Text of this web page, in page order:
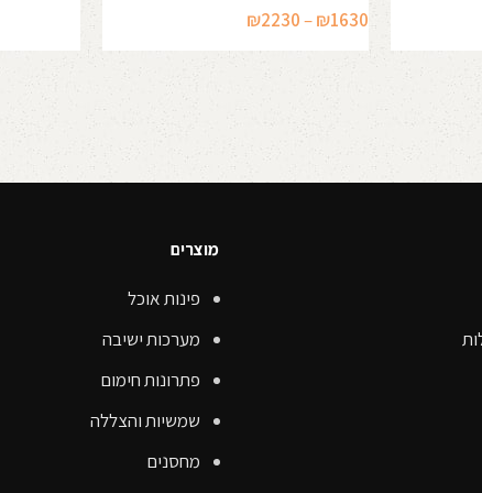
₪1630
–
₪2230 טווח
בחר אפשרויות
מוצרים
פינות אוכל
מערכות ישיבה
פתרונות חימום
שמשיות והצללה
מחסנים